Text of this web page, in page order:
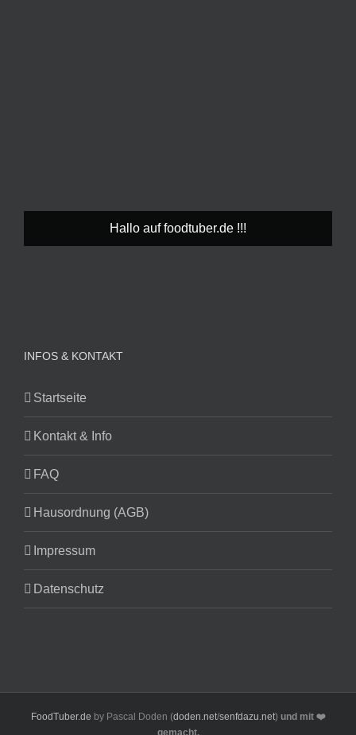
Hallo auf foodtuber.de !!!
INFOS & KONTAKT
Startseite
Kontakt & Info
FAQ
Hausordnung (AGB)
Impressum
Datenschutz
FoodTuber.de by Pascal Doden (doden.net/senfdazu.net) und mit ❤️
gemacht.